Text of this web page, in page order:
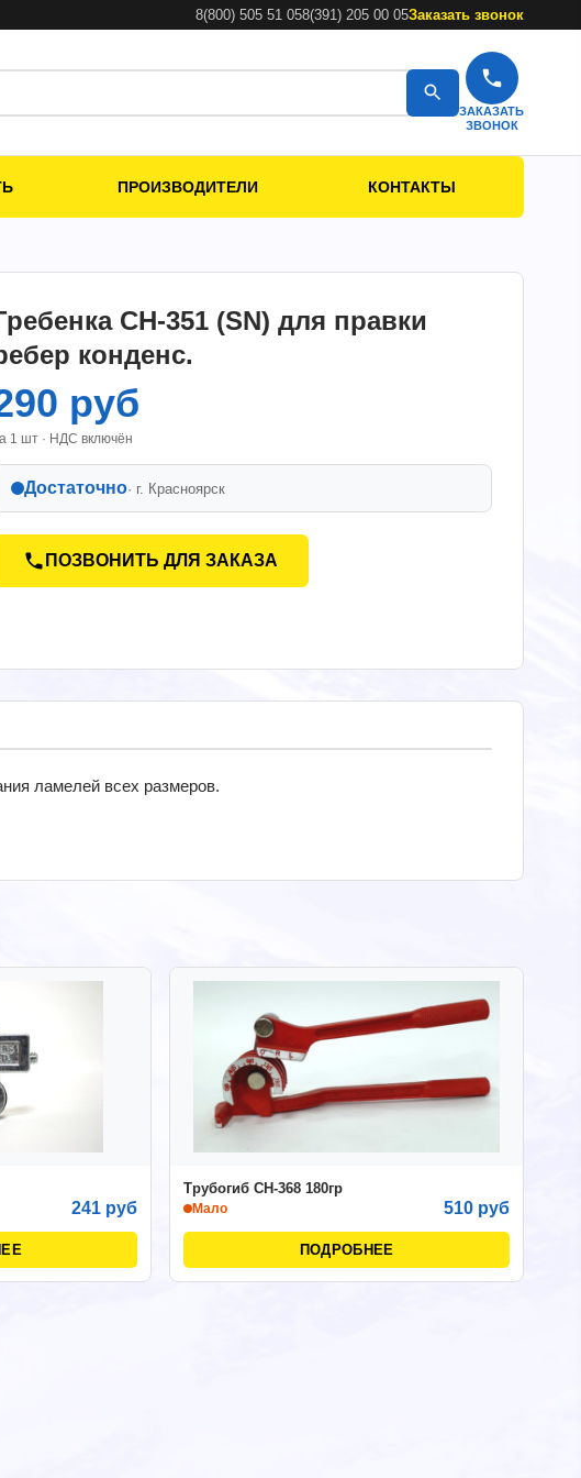
8(800) 505 51 058(391) 205 00 05Заказать звонок
ЗАКАЗАТЬ
ЗВОНОК
ПРОИЗВОДИТЕЛИ КОНТАКТЫ
СН-351 (SN) для правки
конденс.
руб
1 шт · НДС включён
Достаточно· г. Красноярск
ПОЗВОНИТЬ ДЛЯ ЗАКАЗА
ламелей всех размеров.
241 руб
Трубогиб СН-368 180гр
Мало 510 руб
ПОДРОБНЕЕ